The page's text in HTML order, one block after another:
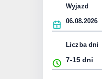
Wyjazd
Liczba dni